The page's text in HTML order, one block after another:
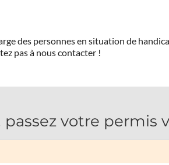
des personnes en situation de
pas à nous contacter !
passez votre permis